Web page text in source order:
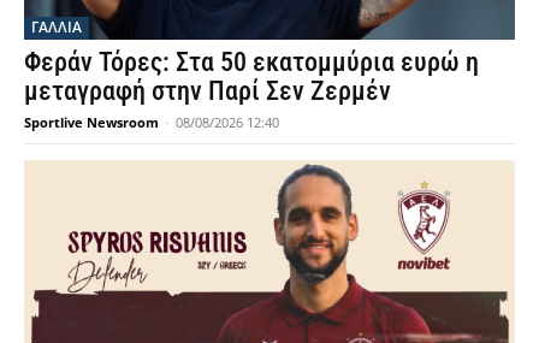
ΓΑΛΛΙΑ
Φεράν Τόρες: Στα 50 εκατομμύρια ευρώ η
μεταγραφή στην Παρί Σεν Ζερμέν
Sportlive Newsroom - 08/08/2026 12:40